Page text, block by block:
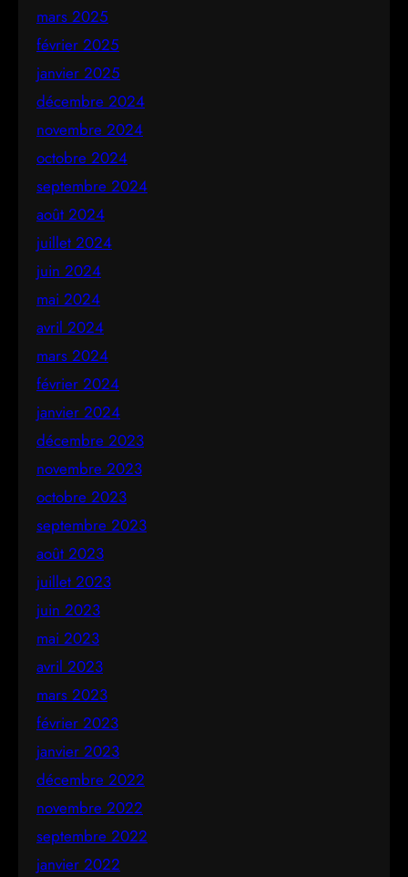
mars 2025
février 2025
janvier 2025
décembre 2024
novembre 2024
octobre 2024
septembre 2024
août 2024
juillet 2024
juin 2024
mai 2024
avril 2024
mars 2024
février 2024
janvier 2024
décembre 2023
novembre 2023
octobre 2023
septembre 2023
août 2023
juillet 2023
juin 2023
mai 2023
avril 2023
mars 2023
février 2023
janvier 2023
décembre 2022
novembre 2022
septembre 2022
janvier 2022